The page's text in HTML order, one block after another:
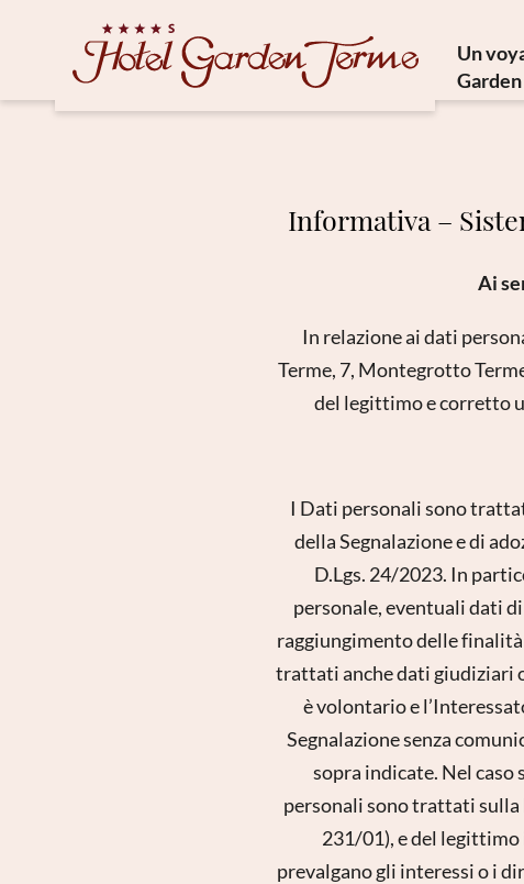
Un
Trésors
Informativa –
Ai
In relazione ai dati
Terme, 7, Montegrotto
del legittimo e corretto
I Dati personali sono
della Segnalazione e di
D.Lgs. 24/2023. In
personale, eventuali dati
raggiungimento delle finalità
trattati anche dati giudiziari
è volontario e
Segnalazione senza
sopra indicate. Nel
personali sono trattati sulla
231/01), e del legittimo
prevalgano gli interessi o i